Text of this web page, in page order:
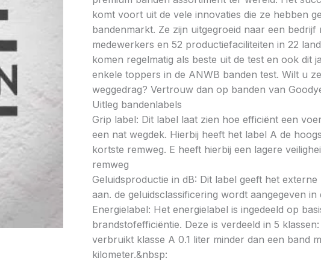
komt voort uit de vele innovaties die ze hebben
bandenmarkt. Ze zijn uitgegroeid naar een bedrijf
medewerkers en 52 productiefaciliteiten in 22
komen regelmatig als beste uit de test en ook dit
enkele toppers in de ANWB banden test. Wilt u
weggedrag? Vertrouw dan op banden van
Uitleg bandenlabels
Grip label: Dit label laat zien hoe efficiënt een
een nat wegdek. Hierbij heeft het label A de
kortste remweg. E heeft hierbij een lagere
remweg
Geluidsproductie in dB: Dit label geeft het
aan. de geluidsclassificering wordt aangegeven
Energielabel: Het energielabel is ingedeeld op
brandstofefficiëntie. Deze is verdeeld in 5
verbruikt klasse A 0.1 liter minder dan een band
kilometer.&nbsp: